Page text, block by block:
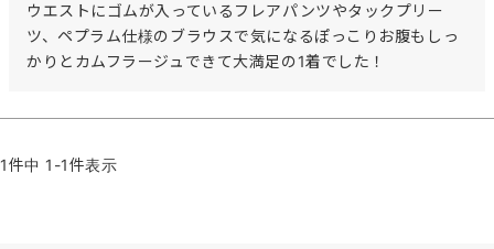
ウエストにゴムが入っているフレアパンツやタックプリー
ツ、ペプラム仕様のブラウスで気になるぽっこりお腹もしっ
かりとカムフラージュできて大満足の1着でした！
1件中 1 -1件表示